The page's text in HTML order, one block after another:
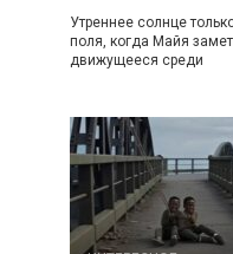
Утреннее солнце
поля, когда Майя
движущееся среди